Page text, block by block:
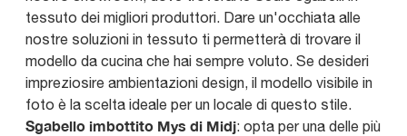
tessuto dei migliori produttori. Dare un'occhiata alle
nostre soluzioni in tessuto ti permetterà di trovare il
modello da cucina che hai sempre voluto. Se desideri
impreziosire ambientazioni design, il modello visibile in
foto è la scelta ideale per un locale di questo stile.
Sgabello imbottito Mys di Midj: opta per una delle più